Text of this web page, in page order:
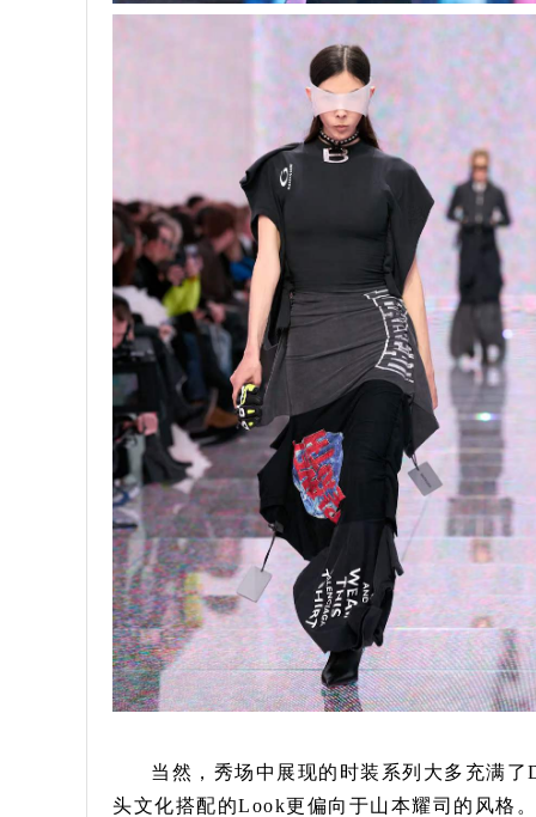
当然，秀场中展现的时装系列大多充满
头文化搭配的Look更偏向于山本耀司的风格。